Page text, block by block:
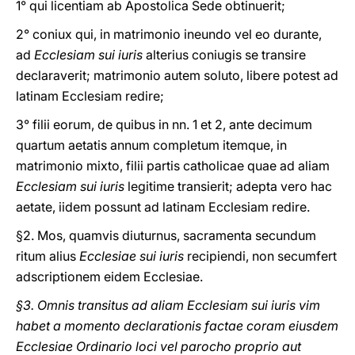
1° qui licentiam ab Apostolica Sede obtinuerit;
2° coniux qui, in matrimonio ineundo vel eo durante,
ad Ecclesiam sui iuris alterius coniugis se transire
declaraverit; matrimonio autem soluto, libere potest ad
latinam Ecclesiam redire;
3° filii eorum, de quibus in nn. 1 et 2, ante decimum
quartum aetatis annum completum itemque, in
matrimonio mixto, filii partis catholicae quae ad aliam
Ecclesiam sui iuris legitime transierit; adepta vero hac
aetate, iidem possunt ad latinam Ecclesiam redire.
§2. Mos, quamvis diuturnus, sacramenta secundum
ritum alius Ecclesiae sui iuris recipiendi, non secumfert
adscriptionem eidem Ecclesiae.
§3. Omnis transitus ad aliam Ecclesiam sui iuris vim
habet a momento declarationis factae coram eiusdem
Ecclesiae Ordinario loci vel parocho proprio aut